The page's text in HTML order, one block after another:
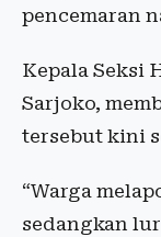
pencemaran
Kepala Seksi
Sarjoko,
tersebut kini
“Warga
sedangkan